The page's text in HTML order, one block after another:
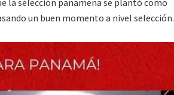
un buen momento a nivel selección.